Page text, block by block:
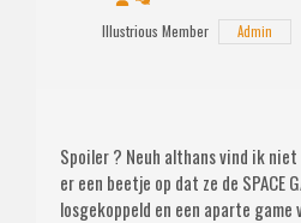
Illustrious Member Admin
Spoiler ? Neuh althans vind ik
er een beetje op dat ze de SPACE
losgekoppeld en een aparte game